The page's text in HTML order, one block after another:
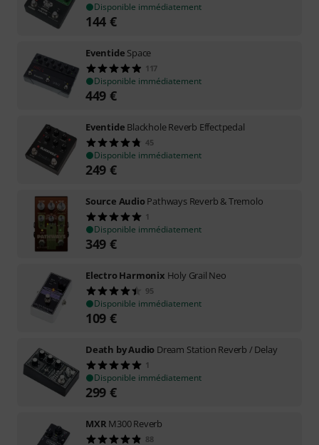
Disponible immédiatement
144 €
Eventide Space
117
Disponible immédiatement
449 €
Eventide Blackhole Reverb Effectpedal
45
Disponible immédiatement
249 €
Source AudioPathways Reverb & Tremolo
1
Disponible immédiatement
349 €
Electro Harmonix Holy Grail Neo
95
Disponible immédiatement
109 €
Death by Audio Dream Station Reverb / Delay
1
Disponible immédiatement
299 €
MXR M300 Reverb
88